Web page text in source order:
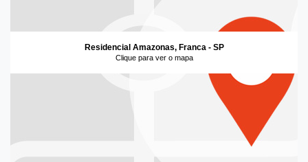
Residencial Amazonas, Franca - SP
Clique para ver o mapa